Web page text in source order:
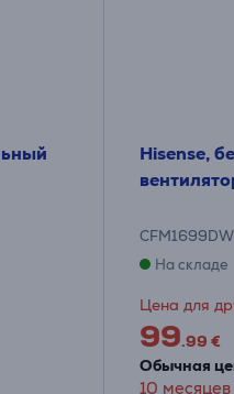
Hisense,
CFM1699DW
На складе
Цена для
99.99 €
Обычная
10 месяцев